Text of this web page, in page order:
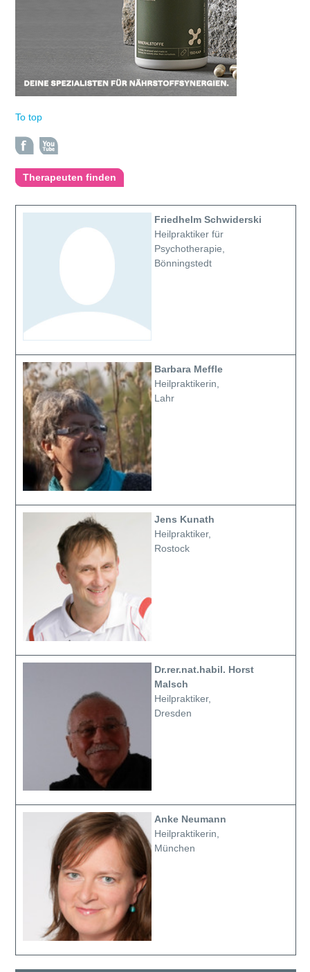
To top
Therapeuten finden
Friedhelm Schwiderski
Heilpraktiker für
Psychotherapie,
Bönningstedt
Barbara Meffle
Heilpraktikerin,
Lahr
Jens Kunath
Heilpraktiker,
Rostock
Dr.rer.nat.habil. Horst
Malsch
Heilpraktiker,
Dresden
Anke Neumann
Heilpraktikerin,
München